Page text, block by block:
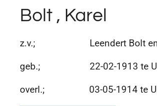
Bolt , Karel
z.v.; Leendert Bolt en
geb.; 22-02-1913 te
overl.; 03-05-1914 te